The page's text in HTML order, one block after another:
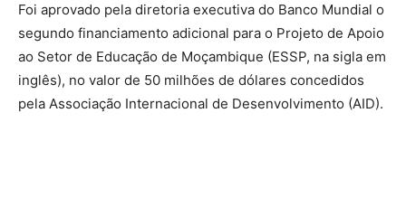
Foi aprovado pela diretoria executiva do Banco Mundial o
segundo financiamento adicional para o Projeto de Apoio
ao Setor de Educação de Moçambique (ESSP, na sigla em
inglês), no valor de 50 milhões de dólares concedidos
pela Associação Internacional de Desenvolvimento (AID).